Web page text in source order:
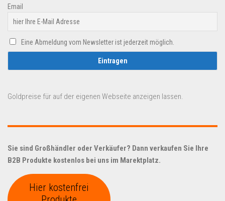
Email
Eine Abmeldung vom Newsletter ist jederzeit möglich.
Goldpreise für auf der eigenen Webseite anzeigen lassen.
Sie sind Großhändler oder Verkäufer? Dann verkaufen Sie Ihre
B2B Produkte kostenlos bei uns im Marektplatz.
Hier kostenfrei